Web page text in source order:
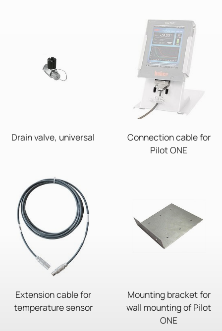
Drain valve, universal
Connection cable for
Pilot ONE
Extension cable for
temperature sensor
Mounting bracket for
wall mounting of Pilot
ONE